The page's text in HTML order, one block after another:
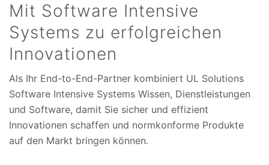
Mit Software Intensive
Systems zu erfolgreichen
Innovationen
Als Ihr End-to-End-Partner kombiniert UL Solutions
Software Intensive Systems Wissen, Dienstleistungen
und Software, damit Sie sicher und effizient
Innovationen schaffen und normkonforme Produkte
auf den Markt bringen können.